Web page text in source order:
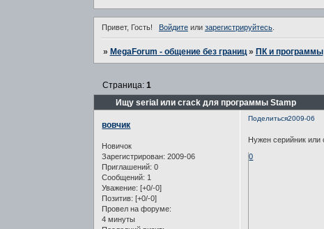
Привет, Гость! Войдитеили зарегистрируйтесь.
» MegaForum - общение без границ » ПК и программы
Ищу serial или crack для программы Stamp
Страница: 1
Поделиться2009-06
вовчик
Новичок
Зарегистрирован: 2009-06
Приглашений: 0
Сообщений: 1
Уважение: [+0/-0]
Позитив: [+0/-0]
Провел на форуме:
4 минуты
Нужен серийник или
0